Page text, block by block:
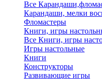
Все
Карандаши, мелки
Фломастеры
Книги, игры
Все Книги, игры
Игры настольные
Книги
Конструкторы
Развивающие игры